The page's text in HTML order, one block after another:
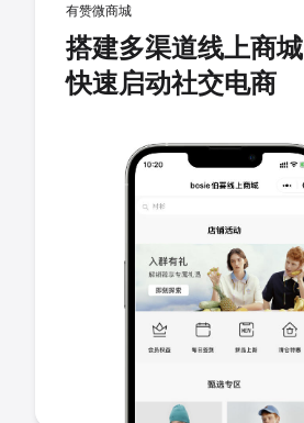
有赞微商城
搭建多渠道线上商城
快速启动社交电商